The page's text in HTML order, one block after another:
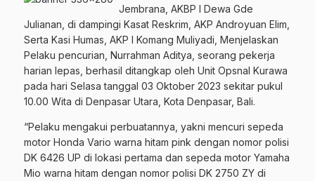
Jembrana, AKBP I Dewa Gde
Julianan, di dampingi Kasat Reskrim, AKP Androyuan Elim,
Serta Kasi Humas, AKP I Komang Muliyadi, Menjelaskan
Pelaku pencurian, Nurrahman Aditya, seorang pekerja
harian lepas, berhasil ditangkap oleh Unit Opsnal Kurawa
pada hari Selasa tanggal 03 Oktober 2023 sekitar pukul
10.00 Wita di Denpasar Utara, Kota Denpasar, Bali.
“Pelaku mengakui perbuatannya, yakni mencuri sepeda
motor Honda Vario warna hitam pink dengan nomor polisi
DK 6426 UP di lokasi pertama dan sepeda motor Yamaha
Mio warna hitam dengan nomor polisi DK 2750 ZY di